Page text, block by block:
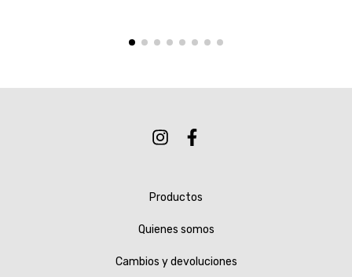
Productos
Quienes somos
Cambios y devoluciones